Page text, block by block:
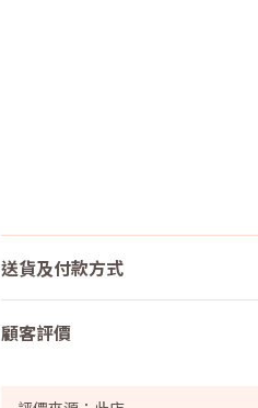
送貨及付款方式
顧客評價